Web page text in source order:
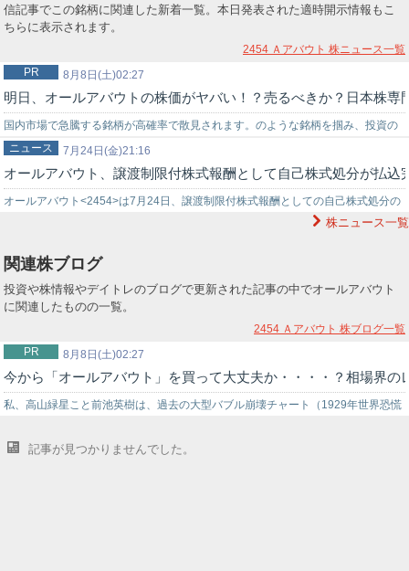
信記事でこの銘柄に関連した新着一覧。本日発表された適時開示情報もこ
ちらに表示されます。
2454 Ａアバウト 株ニュース一覧
8月8日(土)02:27
PR
明日、オールアバウトの株価がヤバい！？売るべきか？日本株
国内市場で急騰する銘柄が高確率で散見されます。のような銘柄を掴み、投資の
世界でチャンスを狙うなら信頼できる投資助言を得ることが重要です。弊社では
投資戦略に困っている初心者の投資家様をサポートする環境を…
7月24日(金)21:16
ニュース
オールアバウト、譲渡制限付株式報酬として自己株式処分が払込
オールアバウト<2454>は7月24日、譲渡制限付株式報酬としての自己株式処分の
払込手続が完了したと発表した。本件は6月24日開催の取締役会において…
株ニュース一覧
関連株ブログ
投資や株情報やデイトレのブログで更新された記事の中でオールアバウト
に関連したものの一覧。
2454 Ａアバウト 株ブログ一覧
8月8日(土)02:27
PR
今から「オールアバウト」を買って大丈夫か・・・・？相場界の
私、高山緑星こと前池英樹は、過去の大型バブル崩壊チャート（1929年世界恐慌
記事が見つかりませんでした。